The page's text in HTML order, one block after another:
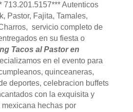
713.201.5157*** Autenticos
Pastor, Fajita, Tamales,
servicio completo de
en su fiesta o
Tacos al Pastor en
en el evento para
quinceaneras,
deportes, celebracion buffets
con la exquisita y
hechas por